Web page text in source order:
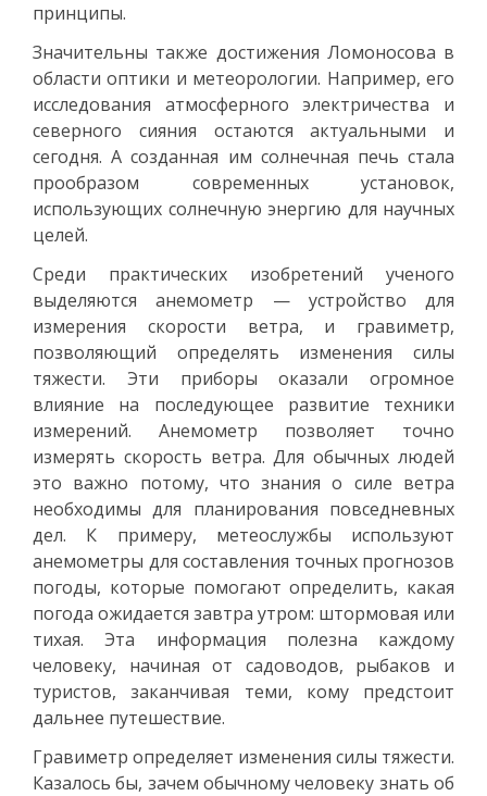
принципы.
Значительны также достижения Ломоносова в
области оптики и метеорологии. Например, его
исследования атмосферного электричества и
северного сияния остаются актуальными и
сегодня. А созданная им солнечная печь стала
прообразом современных установок,
использующих солнечную энергию для научных
целей.
Среди практических изобретений ученого
выделяются анемометр — устройство для
измерения скорости ветра, и гравиметр,
позволяющий определять изменения силы
тяжести. Эти приборы оказали огромное
влияние на последующее развитие техники
измерений. Анемометр позволяет точно
измерять скорость ветра. Для обычных людей
это важно потому, что знания о силе ветра
необходимы для планирования повседневных
дел. К примеру, метеослужбы используют
анемометры для составления точных прогнозов
погоды, которые помогают определить, какая
погода ожидается завтра утром: штормовая или
тихая. Эта информация полезна каждому
человеку, начиная от садоводов, рыбаков и
туристов, заканчивая теми, кому предстоит
дальнее путешествие.
Гравиметр определяет изменения силы тяжести.
Казалось бы, зачем обычному человеку знать об